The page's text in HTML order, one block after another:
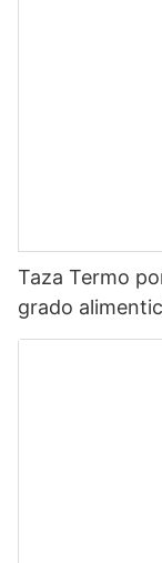
Taza Termo
grado
Sanrio de